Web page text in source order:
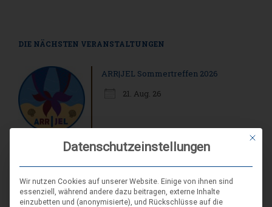
DIE NÄCHSTEN VERANSTALTUNGEN
ARR|JEL Sommertreffen 2026
21. Aug. 26
Landes-NAP 2026
4. Sep. 26
Hameln
Mit
Datenschutzeinstellungen
Wir nutzen Cookies auf unserer Website. Einige von ihnen sind
essenziell, während andere dazu beitragen, externe Inhalte
einzubetten und (anonymisierte), und Rückschlüsse auf die